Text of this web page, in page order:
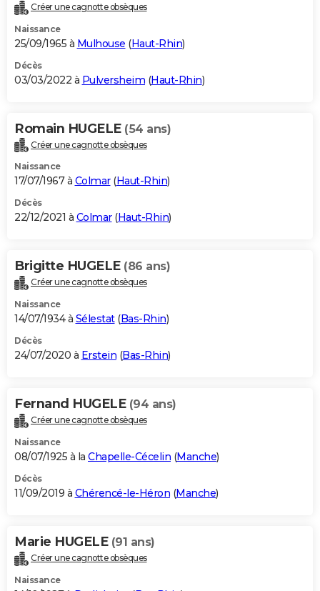
Créer une cagnotte obsèques
Naissance
25/09/1965 à Mulhouse (Haut-Rhin)
Décès
03/03/2022 à Pulversheim (Haut-Rhin)
Romain HUGELE (54 ans)
Créer une cagnotte obsèques
Naissance
17/07/1967 à Colmar(Haut-Rhin)
Décès
22/12/2021 à Colmar(Haut-Rhin)
Brigitte HUGELE (86 ans)
Créer une cagnotte obsèques
Naissance
14/07/1934 à Sélestat(Bas-Rhin)
Décès
24/07/2020 à Erstein (Bas-Rhin)
Fernand HUGELE (94 ans)
Créer une cagnotte obsèques
Naissance
08/07/1925 à la Chapelle-Cécelin (Manche)
Décès
11/09/2019 à Chérencé-le-Héron (Manche)
Marie HUGELE (91 ans)
Créer une cagnotte obsèques
Naissance